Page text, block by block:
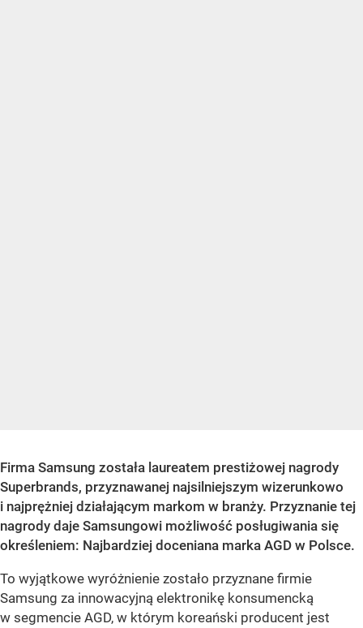
Firma Samsung została laureatem prestiżowej nagrody
Superbrands, przyznawanej najsilniejszym wizerunkowo
i najprężniej działającym markom w branży. Przyznanie tej
nagrody daje Samsungowi możliwość posługiwania się
określeniem: Najbardziej doceniana marka AGD w Polsce.
To wyjątkowe wyróżnienie zostało przyznane firmie
Samsung za innowacyjną elektronikę konsumencką
w segmencie AGD, w którym koreański producent jest